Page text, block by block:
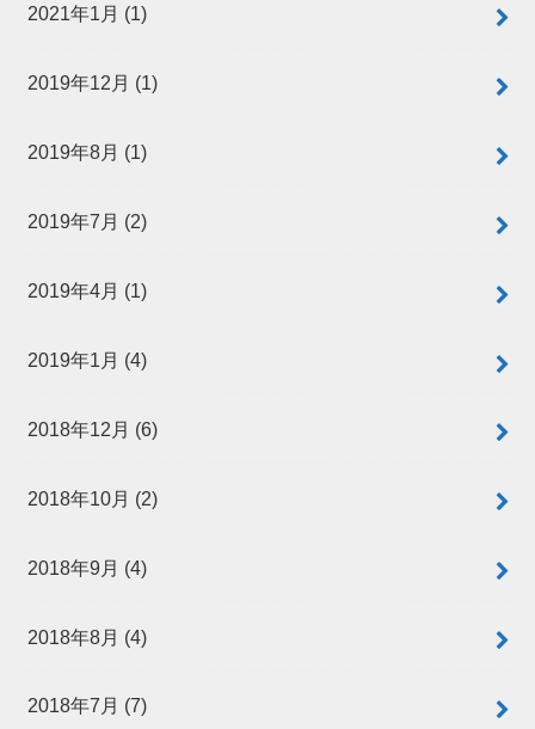
2021年1月 (1)
2019年12月 (1)
2019年8月 (1)
2019年7月 (2)
2019年4月 (1)
2019年1月 (4)
2018年12月 (6)
2018年10月 (2)
2018年9月 (4)
2018年8月 (4)
2018年7月 (7)